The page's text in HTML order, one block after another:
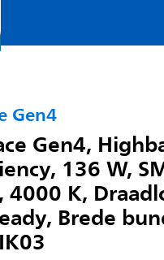
Gen4
Gen4,
136 W,
K,
Brede